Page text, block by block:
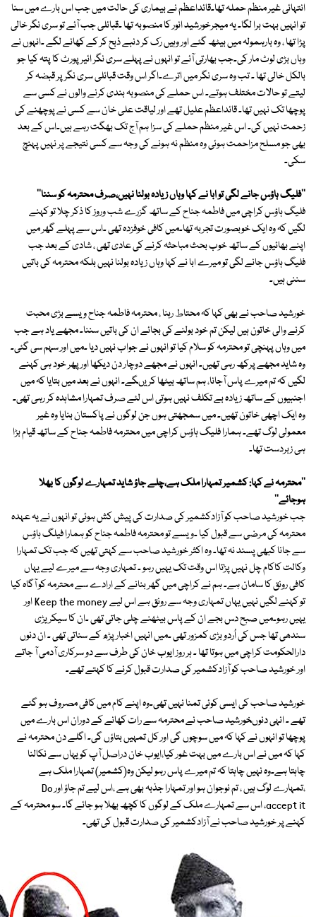
انتہائی غیر منظم حملہ تھا۔قائداعظم نے بیماری کی حالت میں جب اس بارے میں سنا
تو انہیں بہت برا لگا۔ یہ میجرخورشید انور کا منصوبہ تھا ۔قبائلی جب آئے تو سری نگر خالی
پڑا تھا ، وہ بارہمولہ میں بیٹھ گئے اور وہیں رک کر دنبے ذبح کر کے کھانے لگے ۔انہوں نے
وہاں بڑی لوٹ مار کی۔جب بھارتی آئے تو انہوں نے پہلے سری نگر ائیر پورٹ کا پتہ کیا جو
بالکل خالی تھا ۔ تب وہ سری نگر میں اترے۔اگر اس وقت قبائلی سری نگر پر قبضہ کر
لیتے تو حالات مختلف ہوتے۔ اس حملے کی منصوبہ بندی کرنے والوں نے کسی سے
پوچھا تک نہیں تھا۔ قائداعظم علیل تھے اور لیاقت علی خان سے کسی نے پوچھنے کی
زحمت نہیں کی۔ اس غیر منظم حملے کی سزا ہم آج تک بھگت رہے ہیں۔اس کے بعد
بھی جو مسلح مزاحمت ہوئی وہ منظم نہ ہونے کی وجہ سے کسی نتیجے پر نہیں پہنچ
سکی۔
''فلیگ ہاؤس جانے لگی تو ابا نے کہا وہاں زیادہ بولنا نہیں،صرف محترمہ کو سننا''
فلیگ ہاؤس کراچی میں فاطمہ جناح کے ساتھ گزرے شب وروز کا ذکر چلا تو کہنے
لگیں کہ وہ ایک خوبصورت تجربہ تھا۔میں کافی خوفزدہ تھی ۔اس سے پہلے گھر میں
اپنے بھائیوں کے ساتھ خوب بحث مباحثہ کرنے کی عادی تھی ، شادی کے بعد جب
فلیگ ہاؤس جانے لگی تو میرے ابا نے کہا وہاں زیادہ بولنا نہیں بلکہ محترمہ کی باتیں
سننی ہیں۔
خورشید صاحب نے بھی کہا کہ محتاط رہنا ، محترمہ فاطمہ جناح ویسے بڑی محبت
کرنے والی خاتون ہیں لیکن تم خود بولنے کی بجائے ان کی باتیں سننا۔ مجھے یاد ہے جب
میں وہاں پہنچی تو محترمہ کو سلام کیا تو انہوں نے جواب نہیں دیا ۔میں اور سہم سی گئی۔
وہ شاید مجھے پرکھ رہی تھیں۔ انہوں نے مجھے دوچار دن دیکھا اور پھر خود ہی کہنے
لگیں کہ تم میرے پاس آجانا، ہم ساتھ بیٹھا کریںگے۔ انہوں نے بعد میں بتایا کہ میں
اجنبیوں کے ساتھ زیادہ بے تکلف نہیں ہوتی اس لئے صرف تمہارا مشاہدہ کر رہی تھی۔
وہ ایک اچھی خاتون تھیں۔ میں سمجھتی ہوں جن لوگوں نے پاکستان بنایا وہ غیر
معمولی لوگ تھے۔ ہمارا فلیگ ہاؤس کراچی میں محترمہ فاطمہ جناح کے ساتھ قیام بڑا
ہی زبردست تھا۔
''محترمہ نے کہا: کشمیر تمہارا ملک ہے،چلے جاؤ شاید تمہارے لوگوں کا بھلا
ہوجائے''
جب خورشید صاحب کو آزادکشمیر کی صدارت کی پیش کش ہوئی تو انہوں نے یہ عہدہ
محترمہ کی مرضی سے قبول کیا ۔ویسے تو محترمہ فاطمہ جناح کو ہمارا فیلگ ہاؤس
سے جانا کبھی پسند نہ تھا۔ وہ اکثر خورشید صاحب سے کہتی تھیں کہ جب تک تمہارا
وکالت کاکام چل نہیں پڑتا اس وقت تک یہیں رہو ۔ تمہاری وجہ سے میرے لیے یہاں
کافی رونق کا سامان ہے۔ ہم نے کراچی میں گھر بنانے کے ارادے سے محترمہ کو آگاہ کیا
تو کہنے لگیں نہیں یہاں تمہاری وجہ سے رونق ہے اس لیے Keep the money اور
یہیں رہو۔میں صبح دس بجے ان کے پاس بیٹھنے چلی جاتی تھی ۔ان کا سیکریڑی
سندھی تھا جس کی اُردو بڑی کمزور تھی ۔میں انہیں اخبار پڑھ کے سناتی تھی ۔ ان دنوں
دارالحکومت کراچی میں ہوتا تھا ۔ ہر روز ایوب خان کی طرف سے دو سرکاری آدمی آ جاتے
اور خورشید صاحب کو آزادکشمیر کی صدارت قبول کرنے کا کہتے تھے۔
خورشید صاحب کی ایسی کوئی تمنا نہیں تھی۔وہ اپنے کام میں کافی مصروف ہو گئے
تھے ۔ انہی دنوںخورشید صاحب نے محترمہ سے رات کھانے کے دوران اس بارے میں
پوچھا تو انہوں نے کہا کہ میں سوچوں گی اور کل تمہیں بتاؤں گی۔ اگلے دن محترمہ نے
کہا کہ میں نے اس بارے میں بہت غور کیا،ایوب خان دراصل آپ کو یہاں سے نکالنا
چاہتا ہے۔وہ نہیں چاہتا کہ تم میرے پاس رہو لیکن وہ(کشمیر) تمہارا ملک ہے
،تمہارے لوگ ہیں ، تم نوجوان ہو اور تمہارا جذبہ بھی ہے ،اس لیے تم جاؤ اور Do
accept it، اس سے تمہارے ملک کے لوگوں کا کچھ بھلا ہو جائے گا۔ سو محترمہ کے
کہنے پر خورشید صاحب نے آزادکشمیر کی صدارت قبول کی تھی۔